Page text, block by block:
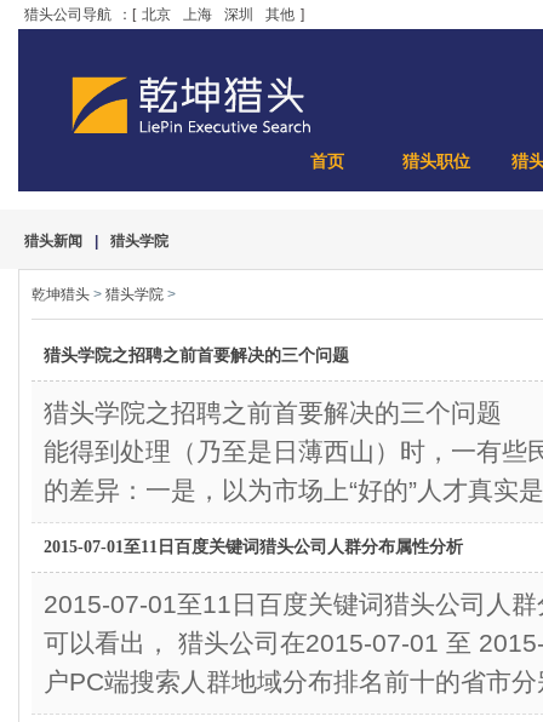
猎头公司导航 ：[ 北京 上海 深圳 其他 ]
首页 猎头职位 猎
猎头新闻 猎头学院
乾坤猎头 > 猎头学院 >
猎头学院之招聘之前首要解决的三个问题
猎头学院之招聘之前首要解决的三个问题
能得到处理（乃至是日薄西山）时，一有些
的差异：一是，以为市场上“好的”人才真实
2015-07-01至11日百度关键词猎头公司人群分布属性分析
2015-07-01至11日百度关键词猎头公司
可以看出， 猎头公司在2015-07-01 至
户PC端搜索人群地域分布排名前十的省市分